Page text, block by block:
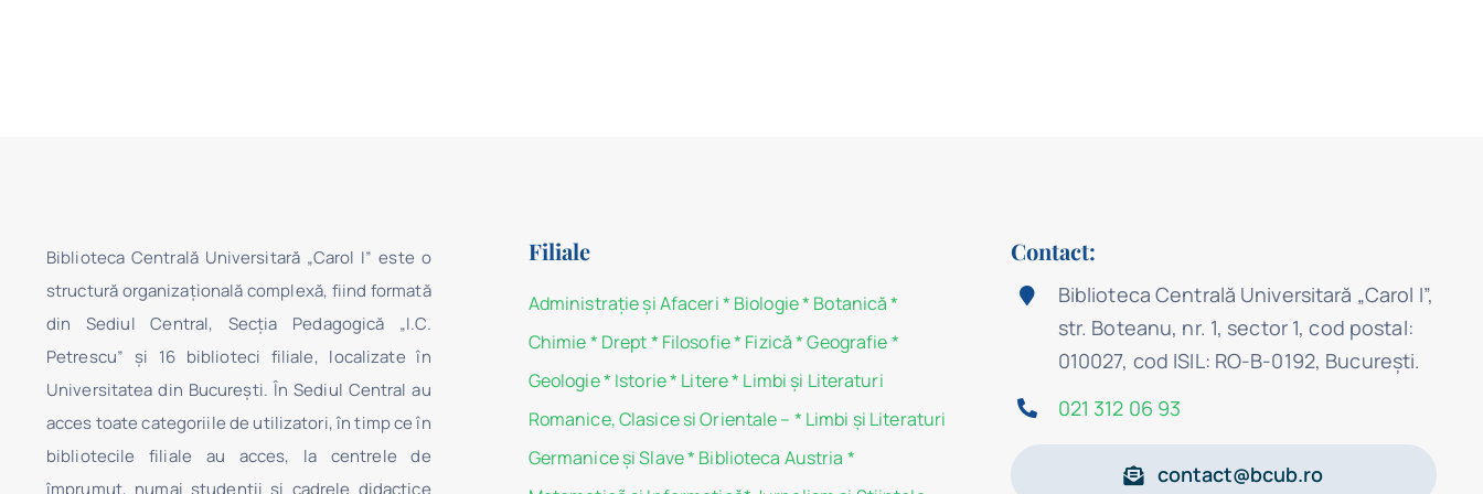
Biblioteca Centrală Universitară „Carol I” este o
structură organizaţională complexă, fiind formată
din Sediul Central, Secţia Pedagogică „I.C.
Petrescu” şi 16 biblioteci filiale, localizate în
Universitatea din Bucureşti. În Sediul Central au
acces toate categoriile de utilizatori, în timp ce în
bibliotecile filiale au acces, la centrele de
împrumut, numai studenţii şi cadrele didactice
Filiale
Administraţie şi Afaceri* Biologie* Botanică *
Chimie* Drept* Filosofie* Fizică* Geografie*
Geologie* Istorie* Litere* Limbi și Literaturi
Romanice, Clasice si Orientale – * Limbi și Literaturi
Germanice şi Slave* Biblioteca Austria *
Contact:
Biblioteca Centrală Universitară „Carol I”,
str. Boteanu, nr. 1, sector 1, cod postal:
010027, cod ISIL: RO-B-0192, Bucureşti.
021 312 06 93
contact@bcub.ro